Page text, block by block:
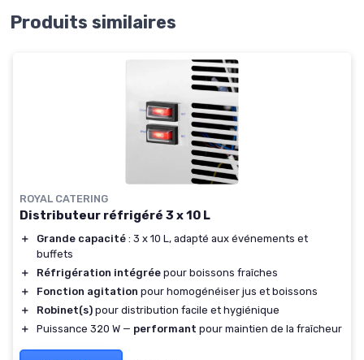
Produits similaires
ROYAL CATERING
Distributeur réfrigéré 3 x 10 L
＋ Grande capacité : 3 x 10 L, adapté aux événements et
buffets
＋
Réfrigération intégrée pour boissons fraîches
＋
Fonction agitation pour homogénéiser jus et boissons
＋
Robinet(s) pour distribution facile et hygiénique
＋
Puissance 320 W — performant pour maintien de la fraîcheur